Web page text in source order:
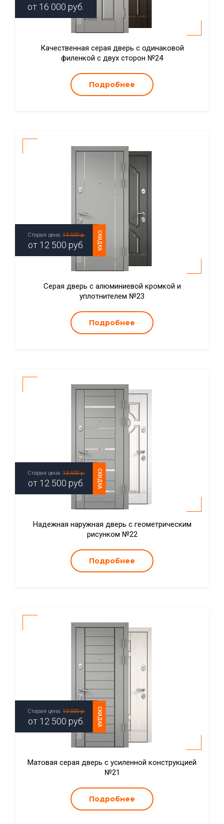
от 16 000 руб.
Качественная серая дверь с одинаковой
филенкой с двух сторон №24
Подробнее
СКИДКА
Старая цена: 13 500 р.
от 12 500 руб.
Серая дверь с алюминиевой кромкой и
уплотнителем №23
Подробнее
СКИДКА
Старая цена: 13 500 р.
от 12 500 руб.
Надежная наружная дверь с геометрическим
рисунком №22
Подробнее
СКИДКА
Старая цена: 13 500 р.
от 12 500 руб.
Матовая серая дверь с усиленной конструкцией
№21
Подробнее